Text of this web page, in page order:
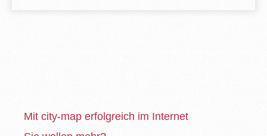
Mit city-map erfolgreich im Internet